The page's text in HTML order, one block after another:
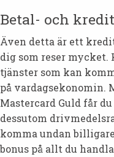
Betal- och
Även detta är ett
dig som reser
tjänster som kan
på vardagsekonomin.
Mastercard Guld får
dessutom
komma undan
bonus på allt du